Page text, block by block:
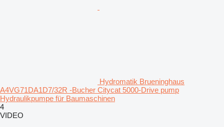
Hydromatik Brueninghaus
A4VG71DA1D7/32R -Bucher Citycat 5000-Drive pump
Hydraulikpumpe für Baumaschinen
4
VIDEO